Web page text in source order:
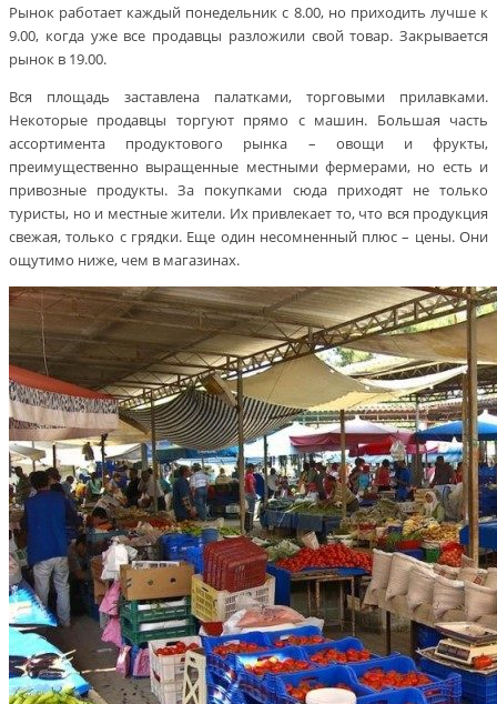
Рынок работает каждый понедельник с 8.00, но приходить лучше к
9.00, когда уже все продавцы разложили свой товар. Закрывается
рынок в 19.00.
Вся площадь заставлена палатками, торговыми прилавками.
Некоторые продавцы торгуют прямо с машин. Большая часть
ассортимента продуктового рынка – овощи и фрукты,
преимущественно выращенные местными фермерами, но есть и
привозные продукты. За покупками сюда приходят не только
туристы, но и местные жители. Их привлекает то, что вся продукция
свежая, только с грядки. Еще один несомненный плюс – цены. Они
ощутимо ниже, чем в магазинах.